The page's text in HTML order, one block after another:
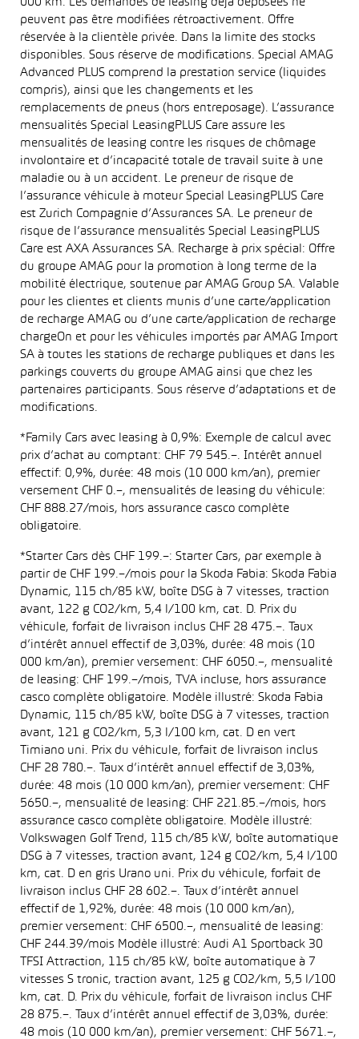
000 km. Les demandes de leasing déjà déposées ne
peuvent pas être modifiées rétroactivement. Offre
réservée à la clientèle privée. Dans la limite des stocks
disponibles. Sous réserve de modifications. Special AMAG
Advanced PLUS comprend la prestation service (liquides
compris), ainsi que les changements et les
remplacements de pneus (hors entreposage). L’assurance
mensualités Special LeasingPLUS Care assure les
mensualités de leasing contre les risques de chômage
involontaire et d’incapacité totale de travail suite à une
maladie ou à un accident. Le preneur de risque de
l’assurance véhicule à moteur Special LeasingPLUS Care
est Zurich Compagnie d’Assurances SA. Le preneur de
risque de l’assurance mensualités Special LeasingPLUS
Care est AXA Assurances SA. Recharge à prix spécial: Offre
du groupe AMAG pour la promotion à long terme de la
mobilité électrique, soutenue par AMAG Group SA. Valable
pour les clientes et clients munis d’une carte/application
de recharge AMAG ou d’une carte/application de recharge
chargeOn et pour les véhicules importés par AMAG Import
SA à toutes les stations de recharge publiques et dans les
parkings couverts du groupe AMAG ainsi que chez les
partenaires participants. Sous réserve d’adaptations et de
modifications.
*Family Cars avec leasing à 0,9%: Exemple de calcul avec
prix d’achat au comptant: CHF 79 545.–. Intérêt annuel
effectif: 0,9%, durée: 48 mois (10 000 km/an), premier
versement CHF 0.–, mensualités de leasing du véhicule:
CHF 888.27/mois, hors assurance casco complète
obligatoire.
*Starter Cars dès CHF 199.–: Starter Cars, par exemple à
partir de CHF 199.–/mois pour la Skoda Fabia: Skoda Fabia
Dynamic, 115 ch/85 kW, boîte DSG à 7 vitesses, traction
avant, 122 g CO2/km, 5,4 l/100 km, cat. D. Prix du
véhicule, forfait de livraison inclus CHF 28 475.–. Taux
d’intérêt annuel effectif de 3,03%, durée: 48 mois (10
000 km/an), premier versement: CHF 6050.–, mensualité
de leasing: CHF 199.–/mois, TVA incluse, hors assurance
casco complète obligatoire. Modèle illustré: Skoda Fabia
Dynamic, 115 ch/85 kW, boîte DSG à 7 vitesses, traction
avant, 121 g CO2/km, 5,3 l/100 km, cat. D en vert
Timiano uni. Prix du véhicule, forfait de livraison inclus
CHF 28 780.–. Taux d’intérêt annuel effectif de 3,03%,
durée: 48 mois (10 000 km/an), premier versement: CHF
5650.–, mensualité de leasing: CHF 221.85.–/mois, hors
assurance casco complète obligatoire. Modèle illustré:
Volkswagen Golf Trend, 115 ch/85 kW, boîte automatique
DSG à 7 vitesses, traction avant, 124 g CO2/km, 5,4 l/100
km, cat. D en gris Urano uni. Prix du véhicule, forfait de
livraison inclus CHF 28 602.–. Taux d’intérêt annuel
effectif de 1,92%, durée: 48 mois (10 000 km/an),
premier versement: CHF 6500.–, mensualité de leasing:
CHF 244.39/mois Modèle illustré: Audi A1 Sportback 30
TFSI Attraction, 115 ch/85 kW, boîte automatique à 7
vitesses S tronic, traction avant, 125 g CO2/km, 5,5 l/100
km, cat. D. Prix du véhicule, forfait de livraison inclus CHF
28 875.–. Taux d’intérêt annuel effectif de 3,03%, durée:
48 mois (10 000 km/an), premier versement: CHF 5671.–,